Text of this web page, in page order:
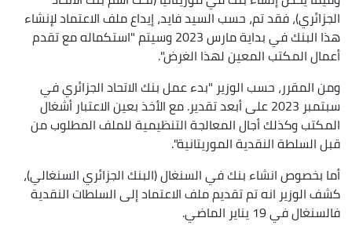
الجزائري)، فقد تم، حسب السيد فايد، إيداع ملف الاعتماد لإنشاء
هذا البنك في بداية مارس 2023 وسيتم "استكماله مع تقدم
أعمال المكتب المعين لهذا الغرض".
ومن المقرر، حسب الوزير "بدء عمل بنك الاتحاد الجزائري في
سبتمبر 2023 على أبعد تقدير. مع الأخذ بعين الاعتبار أشغال
المكتب وكذلك أجال المعالجة التنظيمية للملف المطلوب من
قبل السلطة النقدية الموريتانية".
أما بخصوص انشاء بنك في السنغال (البنك الجزائري السنغالي)،
كشف الوزير انه تم تقديم ملف الاعتماد إلى السلطات النقدية
فالسنغال في 19 يناير الماضي.